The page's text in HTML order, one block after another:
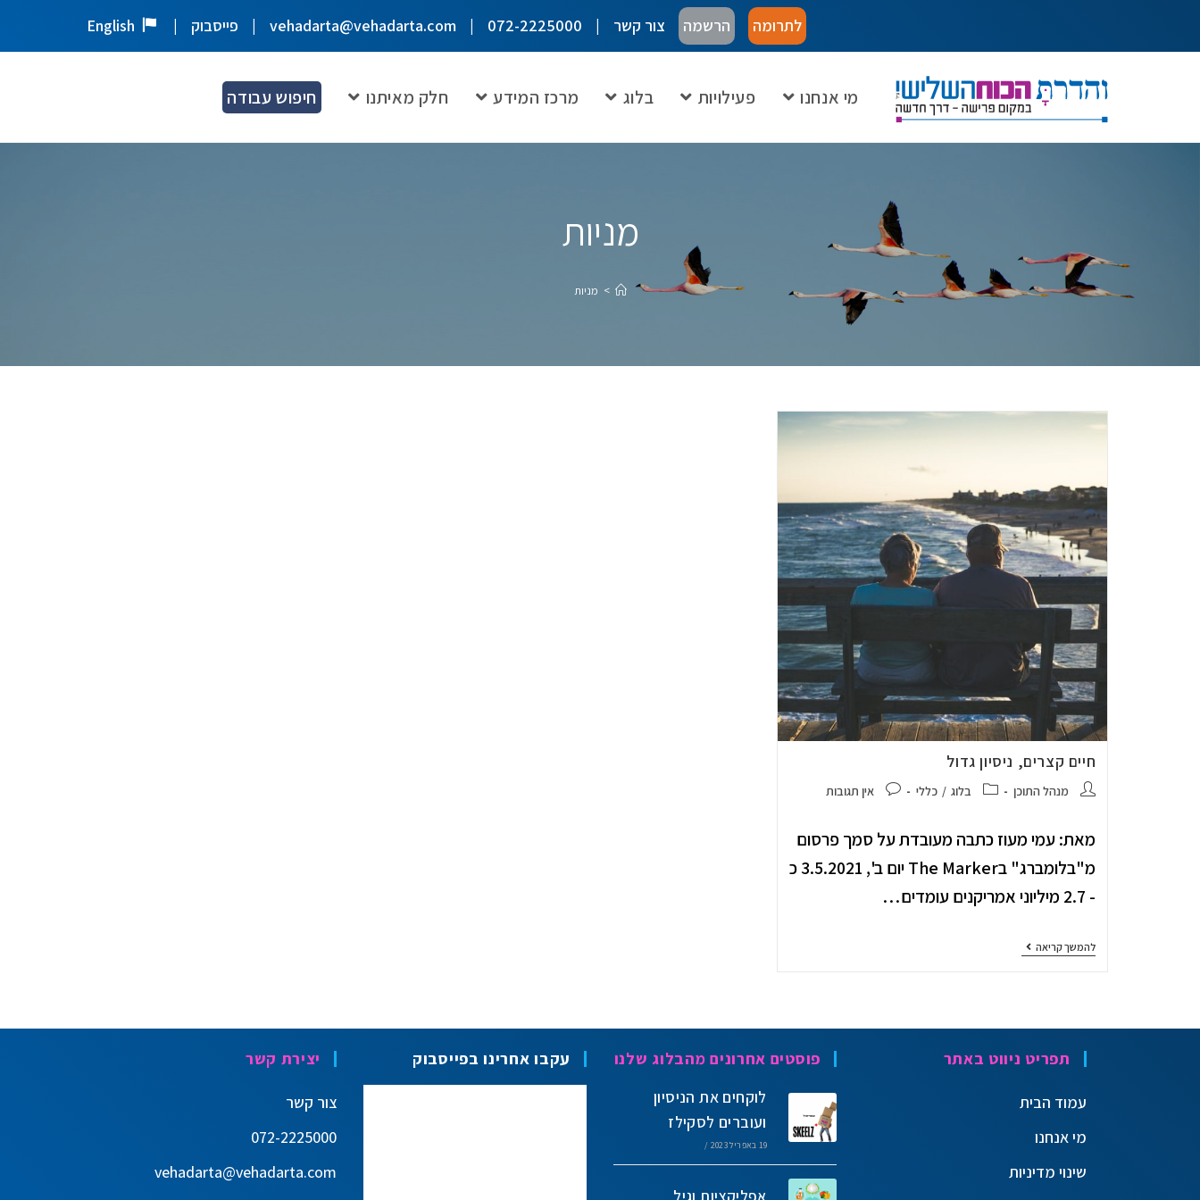
לתרומה הרשמה צור קשר 072-2225000
vehadarta@vehadarta.com פייסבוק English
מי אנחנו פעילויות בלוג מרכז המידע חלק מאיתנו חיפוש עבודה
מניות
> מניות
חיים קצרים, ניסיון גדול
מנהל התוכן בלוג / כללי אין תגובות
מאת: עמי מעוז כתבה מעובדת על סמך פרסום
מ"בלומברג" בThe Marker יום ב', 3.5.2021 כ
- 2.7 מיליוני אמריקנים עומדים…
להמשך קריאה
תפריט ניווט באתר
עמוד הבית
מי אנחנו
שינוי מדיניות
פוסטים אחרונים מהבלוג שלנו
לוקחים את הניסיון
ועוברים לסקילז
19 באפריל 2023 /
עקבו אחרינו בפייסבוק יצירת קשר
צור קשר
072-2225000
vehadarta@vehadarta.com